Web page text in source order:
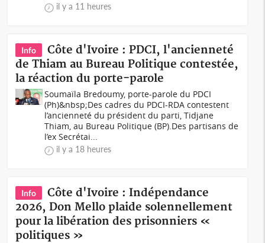
il y a 11 heures
Info
Côte d'Ivoire : PDCI, l'ancienneté
de Thiam au Bureau Politique contestée,
la réaction du porte-parole
Soumaïla Bredoumy, porte-parole du PDCI
(Ph)&nbsp;Des cadres du PDCI-RDA contestent
l’ancienneté du président du parti, Tidjane
Thiam, au Bureau Politique (BP).Des partisans de
l’ex Secrétai...
il y a 18 heures
Info
Côte d'Ivoire : Indépendance
2026, Don Mello plaide solennellement
pour la libération des prisonniers «
politiques »